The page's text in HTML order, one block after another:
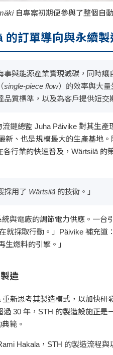
自專案初期便參與了整個自
訂單導向與永續製
事與能源產業實現減碳，同時讓
piece flow）的效率與大
質標準，以及為客戶提供短交
鏈總監 Juha Päivike 對其生產
新、也是規模最大的生產基地
行業的快速普及，Wärtsilä 的
用了 Wärtsilä 的技術。」
統與電廠的調節電力供應。一
就採取行動。」Päivike 補充道
生燃料的引擎。」
造
新思考其製造模式，以加快研
30 年，STH 的製造設施正是
範。
Hakala，STH 的製造流程與